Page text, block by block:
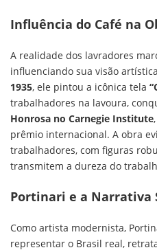
Influência do Café na
A realidade dos lavradores
influenciando sua visão
1935, ele pintou a icônica tela
trabalhadores na lavoura,
Honrosa no Carnegie Institute
prêmio internacional. A obra
trabalhadores, com figuras
transmitem a dureza do
Portinari e a Narrativa
Como artista modernista,
representar o Brasil real,